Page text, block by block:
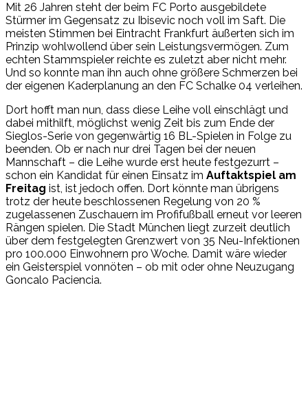
Mit 26 Jahren steht der beim FC Porto ausgebildete
Stürmer im Gegensatz zu Ibisevic noch voll im Saft. Die
meisten Stimmen bei Eintracht Frankfurt äußerten sich im
Prinzip wohlwollend über sein Leistungsvermögen. Zum
echten Stammspieler reichte es zuletzt aber nicht mehr.
Und so konnte man ihn auch ohne größere Schmerzen bei
der eigenen Kaderplanung an den FC Schalke 04 verleihen.
Dort hofft man nun, dass diese Leihe voll einschlägt und
dabei mithilft, möglichst wenig Zeit bis zum Ende der
Sieglos-Serie von gegenwärtig 16 BL-Spielen in Folge zu
beenden. Ob er nach nur drei Tagen bei der neuen
Mannschaft – die Leihe wurde erst heute festgezurrt –
schon ein Kandidat für einen Einsatz im Auftaktspiel am
Freitag ist, ist jedoch offen. Dort könnte man übrigens
trotz der heute beschlossenen Regelung von 20 %
zugelassenen Zuschauern im Profifußball erneut vor leeren
Rängen spielen. Die Stadt München liegt zurzeit deutlich
über dem festgelegten Grenzwert von 35 Neu-Infektionen
pro 100.000 Einwohnern pro Woche. Damit wäre wieder
ein Geisterspiel vonnöten – ob mit oder ohne Neuzugang
Goncalo Paciencia.